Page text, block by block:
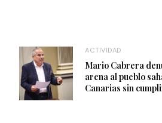
ACTIVIDAD
Mario Cabrera
arena al pueblo
Canarias sin